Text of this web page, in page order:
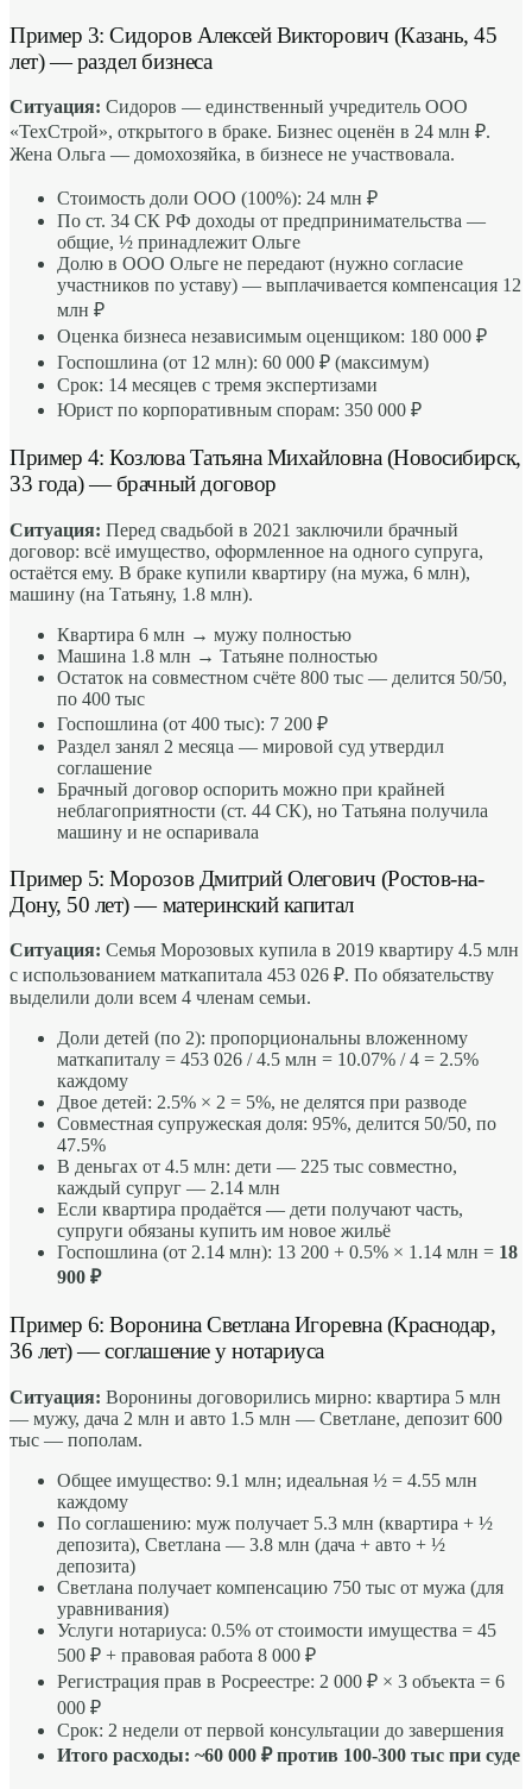
Пример 3: Сидоров Алексей Викторович (Казань, 45
лет) — раздел бизнеса
Ситуация: Сидоров — единственный учредитель ООО
«ТехСтрой», открытого в браке. Бизнес оценён в 24 млн ₽.
Жена Ольга — домохозяйка, в бизнесе не участвовала.
Стоимость доли ООО (100%): 24 млн ₽
По ст. 34 СК РФ доходы от предпринимательства —
общие, ½ принадлежит Ольге
Долю в ООО Ольге не передают (нужно согласие
участников по уставу) — выплачивается компенсация 12
млн ₽
Оценка бизнеса независимым оценщиком: 180 000 ₽
Госпошлина (от 12 млн): 60 000 ₽ (максимум)
Срок: 14 месяцев с тремя экспертизами
Юрист по корпоративным спорам: 350 000 ₽
Пример 4: Козлова Татьяна Михайловна (Новосибирск,
33 года) — брачный договор
Ситуация: Перед свадьбой в 2021 заключили брачный
договор: всё имущество, оформленное на одного супруга,
остаётся ему. В браке купили квартиру (на мужа, 6 млн),
машину (на Татьяну, 1.8 млн).
Квартира 6 млн → мужу полностью
Машина 1.8 млн → Татьяне полностью
Остаток на совместном счёте 800 тыс — делится 50/50,
по 400 тыс
Госпошлина (от 400 тыс): 7 200 ₽
Раздел занял 2 месяца — мировой суд утвердил
соглашение
Брачный договор оспорить можно при крайней
неблагоприятности (ст. 44 СК), но Татьяна получила
машину и не оспаривала
Пример 5: Морозов Дмитрий Олегович (Ростов-на-
Дону, 50 лет) — материнский капитал
Ситуация: Семья Морозовых купила в 2019 квартиру 4.5 млн
с использованием маткапитала 453 026 ₽. По обязательству
выделили доли всем 4 членам семьи.
Доли детей (по 2): пропорциональны вложенному
маткапиталу = 453 026 / 4.5 млн = 10.07% / 4 = 2.5%
каждому
Двое детей: 2.5% × 2 = 5%, не делятся при разводе
Совместная супружеская доля: 95%, делится 50/50, по
47.5%
В деньгах от 4.5 млн: дети — 225 тыс совместно,
каждый супруг — 2.14 млн
Если квартира продаётся — дети получают часть,
супруги обязаны купить им новое жильё
Госпошлина (от 2.14 млн): 13 200 + 0.5% × 1.14 млн = 18
900 ₽
Пример 6: Воронина Светлана Игоревна (Краснодар,
36 лет) — соглашение у нотариуса
Ситуация: Воронины договорились мирно: квартира 5 млн
— мужу, дача 2 млн и авто 1.5 млн — Светлане, депозит 600
тыс — пополам.
Общее имущество: 9.1 млн; идеальная ½ = 4.55 млн
каждому
По соглашению: муж получает 5.3 млн (квартира + ½
депозита), Светлана — 3.8 млн (дача + авто + ½
депозита)
Светлана получает компенсацию 750 тыс от мужа (для
уравнивания)
Услуги нотариуса: 0.5% от стоимости имущества = 45
500 ₽ + правовая работа 8 000 ₽
Регистрация прав в Росреестре: 2 000 ₽ × 3 объекта = 6
000 ₽
Срок: 2 недели от первой консультации до завершения
Итого расходы: ~60 000 ₽ против 100-300 тыс при суде